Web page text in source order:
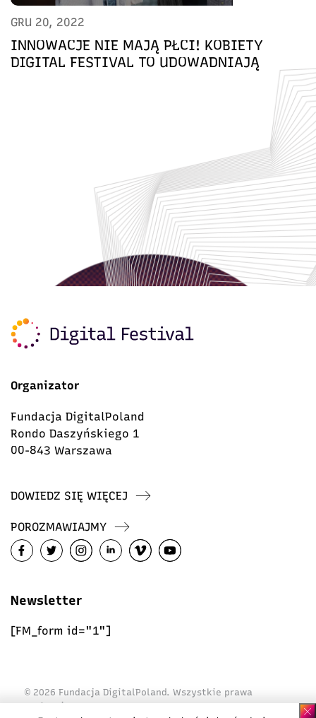
GRU 20, 2022
INNOWACJE NIE MAJĄ PŁCI! KOBIETY
DIGITAL FESTIVAL TO UDOWADNIAJĄ
Organizator
Fundacja DigitalPoland
Rondo Daszyńskiego 1
00-843 Warszawa
DOWIEDZ SIĘ WIĘCEJ
POROZMAWIAJMY
Newsletter
[FM_form id="1"]
© 2026 Fundacja DigitalPoland. Wszystkie prawa
zastrzeżone